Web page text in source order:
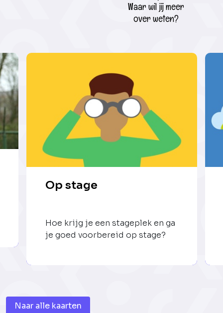
Waar wil jij meer
over weten?
Op stage
Hoe krijg je een stageplek en ga
je goed voorbereid op stage?
Naar alle kaarten